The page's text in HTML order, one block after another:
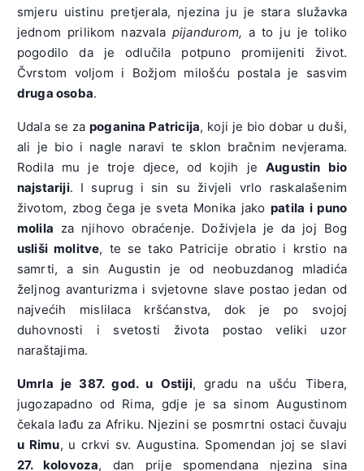
smjeru uistinu pretjerala, njezina ju je stara služavka
jednom prilikom nazvala pijandurom, a to ju je toliko
pogodilo da je odlučila potpuno promijeniti život.
Čvrstom voljom i Božjom milošću postala je sasvim
druga osoba.
Udala se za poganina Patricija, koji je bio dobar u duši,
ali je bio i nagle naravi te sklon bračnim nevjerama.
Rodila mu je troje djece, od kojih je Augustin bio
najstariji. I suprug i sin su živjeli vrlo raskalašenim
životom, zbog čega je sveta Monika jako patila i puno
molila za njihovo obraćenje. Doživjela je da joj Bog
usliši molitve, te se tako Patricije obratio i krstio na
samrti, a sin Augustin je od neobuzdanog mladića
željnog avanturizma i svjetovne slave postao jedan od
najvećih mislilaca kršćanstva, dok je po svojoj
duhovnosti i svetosti života postao veliki uzor
naraštajima.
Umrla je 387. god. u Ostiji, gradu na ušću Tibera,
jugozapadno od Rima, gdje je sa sinom Augustinom
čekala lađu za Afriku. Njezini se posmrtni ostaci čuvaju
u Rimu, u crkvi sv. Augustina. Spomendan joj se slavi
27. kolovoza, dan prije spomendana njezina sina